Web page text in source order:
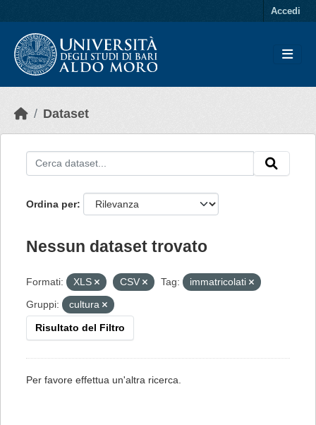
Accedi
Dataset
Ordina per
Nessun dataset trovato
Formati: XLS CSV Tag:
immatricolati
Gruppi:
cultura
Risultato del Filtro
Per favore effettua un'altra ricerca.